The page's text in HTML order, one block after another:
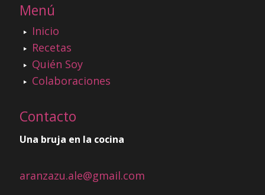
Menú
Inicio
Recetas
Quién Soy
Colaboraciones
Contacto
Una bruja en la cocina
aranzazu.ale@gmail.com